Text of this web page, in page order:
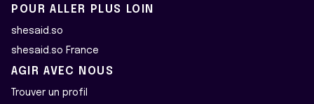
POUR ALLER PLUS LOIN
shesaid.so
shesaid.so France
AGIR AVEC NOUS
Trouver un profil